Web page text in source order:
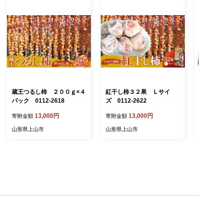
蔵王つるし柿 ２００ｇ×４
パック 0112-2618
寄附金額 13,000円
山形県上山市
紅干し柿３２果 Ｌサイ
ズ 0112-2622
寄附金額 13,000円
山形県上山市